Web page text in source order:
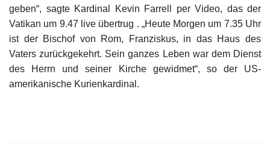
Veranstaltungen
Humor
Unser Briefkasten
geben“, sagte Kardinal Kevin Farrell per Video, das der
Vatikan um 9.47 live übertrug . „Heute Morgen um 7.35 Uhr
ist der Bischof von Rom, Franziskus, in das Haus des
Vaters zurückgekehrt. Sein ganzes Leben war dem Dienst
des Herrn und seiner Kirche gewidmet“, so der US-
amerikanische Kurienkardinal.